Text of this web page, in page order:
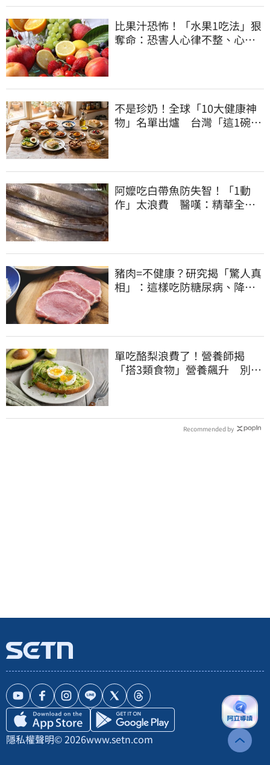
比果汁恐怖！「水果1吃法」狠
奪命：恐害人心律不整、心臟
不是珍奶！全球「10大健康神
物」名單出爐 台灣「這1碗」
阿嬤吃白帶魚防失智！「1動
作」太浪費 醫嘆：精華全沒
豬肉=不健康？研究揭「驚人真
相」：這樣吃防糖尿病、降膽
單吃酪梨浪費了！營養師揭
「搭3類食物」營養飆升 別再
Recommended by
隱私權聲明© 2026www.setn.com